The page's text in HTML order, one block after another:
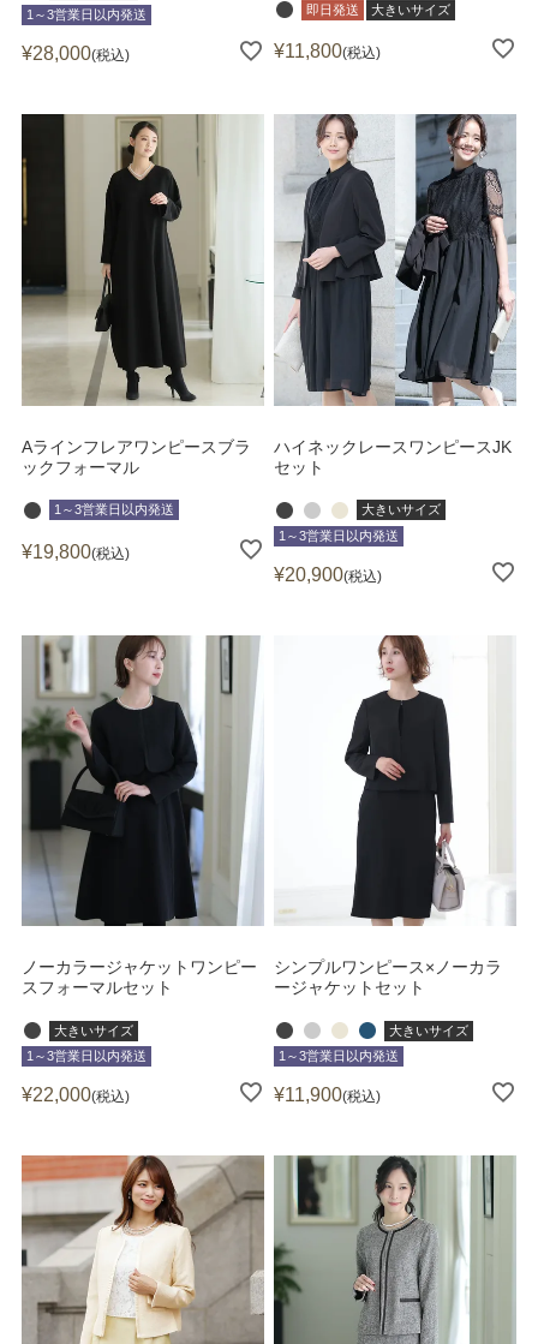
1～3営業日以内発送
¥28,000 税込
即日発送 大きいサイズ
¥11,800 税込
Aラインフレアワンピースブラ
ックフォーマル
1～3営業日以内発送
¥19,800 税込
ハイネックレースワンピースJK
セット
大きいサイズ
1～3営業日以内発送
¥20,900 税込
ノーカラージャケットワンピー
スフォーマルセット
大きいサイズ
1～3営業日以内発送
¥22,000 税込
シンプルワンピース×ノーカラ
ージャケットセット
大きいサイズ
1～3営業日以内発送
¥11,900 税込